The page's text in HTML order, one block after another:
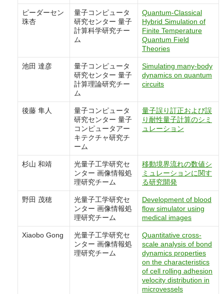
ピーダーセン
珠杏
量子コンピュータ
研究センター 量子
計算科学研究チー
ム
Quantum-Classical
Hybrid Simulation of
Finite Temperature
Quantum Field
Theories
池田 達彦
量子コンピュータ
研究センター 量子
計算理論研究チー
ム
Simulating many-body
dynamics on quantum
circuits
後藤 隼人
量子コンピュータ
研究センター 量子
コンピュータアー
キテクチャ研究チ
ーム
量子誤り訂正および誤
り耐性量子計算のシミ
ュレーション
杉山 和靖
光量子工学研究セ
ンター 画像情報処
理研究チーム
移動境界流れの数値シ
ミュレーションに関す
る研究開発
野田 茂穂
光量子工学研究セ
ンター 画像情報処
理研究チーム
Development of blood
flow simulator using
medical images
Xiaobo Gong
光量子工学研究セ
ンター 画像情報処
理研究チーム
Quantitative cross-
scale analysis of bond
dynamics properties
on the characteristics
of cell rolling adhesion
velocity distribution in
microvessels